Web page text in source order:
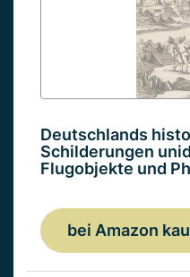
Deutschlands
Schilderungen
Flugobjekte und
bei Amazon